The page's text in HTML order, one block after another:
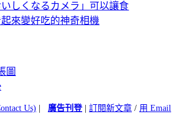
いしくなるカメラ」可以讓食
來變好吃的神奇相機
圖
Us) 廣告刊登| 訂閱新文章 / 用 Email